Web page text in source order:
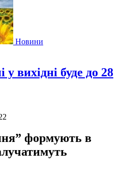
Новини
вихідні буде до 28
формують в